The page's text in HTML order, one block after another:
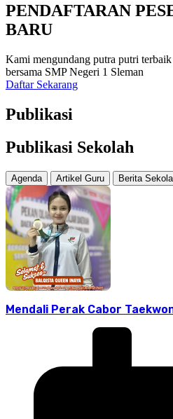
PENDAFTARAN
BARU
Kami mengundang putra putri
bersama SMP Negeri 1 Sleman
Daftar Sekarang
Publikasi
Publikasi Sekolah
Agenda Artikel Guru Berita
Mendali Perak Cabor